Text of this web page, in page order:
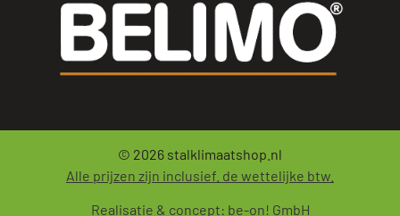
© 2026 stalklimaatshop.nl
Alle prijzen zijn inclusief. de wettelijke btw.
Realisatie & concept: be-on! GmbH